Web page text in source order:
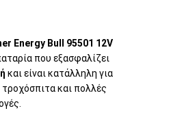
Energy Bull 95501 12V
που εξασφαλίζει
και είναι κατάλληλη για
και πολλές